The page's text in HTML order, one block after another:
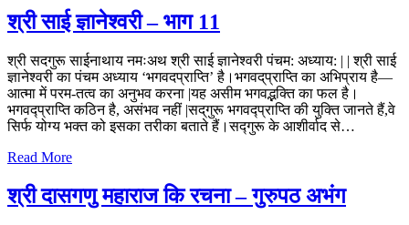
श्री साई ज्ञानेश्वरी – भाग 11
श्री सदगुरू साईनाथाय नमःअथ श्री साई ज्ञानेश्वरी पंचम: अध्याय: | | श्री साई
ज्ञानेश्वरी का पंचम अध्याय ‘भगवदप्राप्ति’ है।भगवद्‌प्राप्ति का अभिप्राय है—
आत्मा में परम-तत्व का अनुभव करना |यह असीम भगवद्भक्ति का फल है।
भगवद्प्राप्ति कठिन है, असंभव नहीं |सद्‌गुरू भगवद्प्राप्ति की युक्ति जानते हैं,वे
सिर्फ योग्य भक्त को इसका तरीका बताते हैं।सद्गुरू के आशीर्वाद से…
Read More
श्री दासगणु महाराज कि रचना – गुरुपठ अभंग